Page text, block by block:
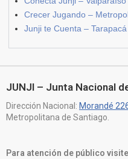
Crecer Jugando –
Junji te Cuenta – Tarapacá
JUNJI – Junta Nacional
Dirección Nacional: Morandé
Metropolitana de Santiago.
Para atención de público